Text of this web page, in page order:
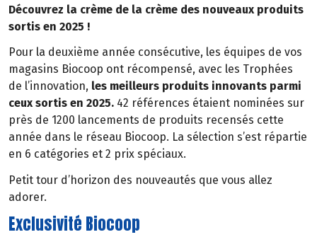
Découvrez la crème de la crème des nouveaux produits
sortis en 2025 !
Pour la deuxième année consécutive, les équipes de vos
magasins Biocoop ont récompensé, avec les Trophées
de l’innovation, les meilleurs produits innovants parmi
ceux sortis en 2025. 42 références étaient nominées sur
près de 1200 lancements de produits recensés cette
année dans le réseau Biocoop. La sélection s’est répartie
en 6 catégories et 2 prix spéciaux.
Petit tour d’horizon des nouveautés que vous allez
adorer.
Exclusivité Biocoop